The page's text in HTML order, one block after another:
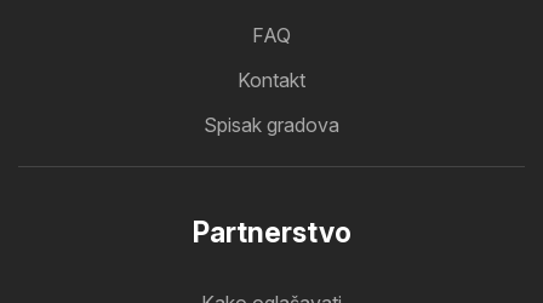
FAQ
Kontakt
Spisak gradova
Partnerstvo